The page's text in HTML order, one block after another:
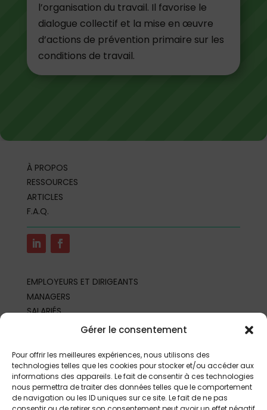
Gérer le consentement
Pour offrir les meilleures expériences, nous utilisons des
technologies telles que les cookies pour stocker et/ou accéder aux
informations des appareils. Le fait de consentir à ces technologies
nous permettra de traiter des données telles que le comportement
de navigation ou les ID uniques sur ce site. Le fait de ne pas
l’organisation du travail. Il favorise le
dialogue collectif et la mise en œuvre
d’actions de prévention primaire sur les
conditions de travail.
À PROPOS
RESSOURCES
ARTICLES
F.A.Q.
EMPLOYEURS ET DIRIGEANTS
MANAGERS
SALARIÉS
REPRÉSENTANTS DU PERSONNEL
PARTENAIRES ET PROFESSIONNELS